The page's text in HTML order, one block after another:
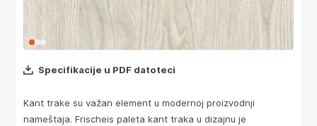
Specifikacije u PDF datoteci
Kant trake su važan element u modernoj proizvodnji
nameštaja. Frischeis paleta kant traka u dizajnu je